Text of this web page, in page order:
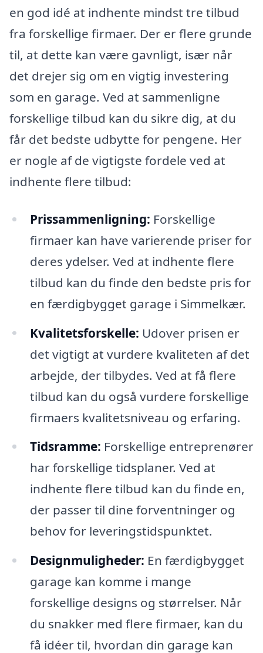
en god idé at indhente mindst tre tilbud
fra forskellige firmaer. Der er flere grunde
til, at dette kan være gavnligt, især når
det drejer sig om en vigtig investering
som en garage. Ved at sammenligne
forskellige tilbud kan du sikre dig, at du
får det bedste udbytte for pengene. Her
er nogle af de vigtigste fordele ved at
indhente flere tilbud:
Prissammenligning: Forskellige
firmaer kan have varierende priser for
deres ydelser. Ved at indhente flere
tilbud kan du finde den bedste pris for
en færdigbygget garage i Simmelkær.
Kvalitetsforskelle: Udover prisen er
det vigtigt at vurdere kvaliteten af det
arbejde, der tilbydes. Ved at få flere
tilbud kan du også vurdere forskellige
firmaers kvalitetsniveau og erfaring.
Tidsramme: Forskellige entreprenører
har forskellige tidsplaner. Ved at
indhente flere tilbud kan du finde en,
der passer til dine forventninger og
behov for leveringstidspunktet.
Designmuligheder: En færdigbygget
garage kan komme i mange
forskellige designs og størrelser. Når
du snakker med flere firmaer, kan du
få idéer til, hvordan din garage kan